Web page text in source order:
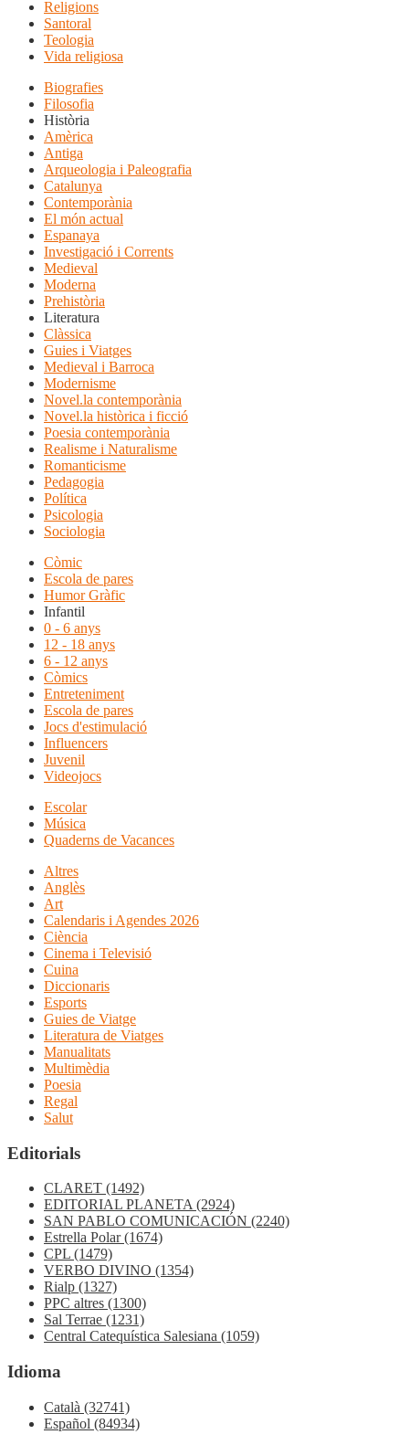
Religions
Santoral
Teologia
Vida religiosa
Biografies
Filosofia
Història
Amèrica
Antiga
Arqueologia i Paleografia
Catalunya
Contemporània
El món actual
Espanaya
Investigació i Corrents
Medieval
Moderna
Prehistòria
Literatura
Clàssica
Guies i Viatges
Medieval i Barroca
Modernisme
Novel.la contemporània
Novel.la històrica i ficció
Poesia contemporània
Realisme i Naturalisme
Romanticisme
Pedagogia
Política
Psicologia
Sociologia
Còmic
Escola de pares
Humor Gràfic
Infantil
0 - 6 anys
12 - 18 anys
6 - 12 anys
Còmics
Entreteniment
Escola de pares
Jocs d'estimulació
Influencers
Juvenil
Videojocs
Escolar
Música
Quaderns de Vacances
Altres
Anglès
Art
Calendaris i Agendes 2026
Ciència
Cinema i Televisió
Cuina
Diccionaris
Esports
Guies de Viatge
Literatura de Viatges
Manualitats
Multimèdia
Poesia
Regal
Salut
Editorials
CLARET (1492)
EDITORIAL PLANETA(2924)
SAN PABLO COMUNICACIÓN (2240)
Estrella Polar(1674)
CPL (1479)
VERBO DIVINO (1354)
Rialp (1327)
PPC altres (1300)
Sal Terrae (1231)
Central Catequística Salesiana (1059)
Idioma
Català (32741)
Español (84934)